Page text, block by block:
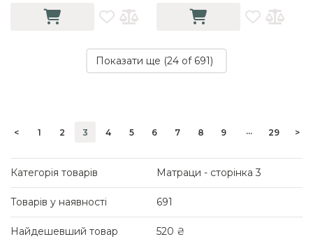
Показати ще (24of 691)
< 1 2 3 4 5 6 7 8 9 ... 29 >
Категорія товарів Матраци - сторінка 3
Товарів у наявності 691
Найдешевший товар 520 ₴